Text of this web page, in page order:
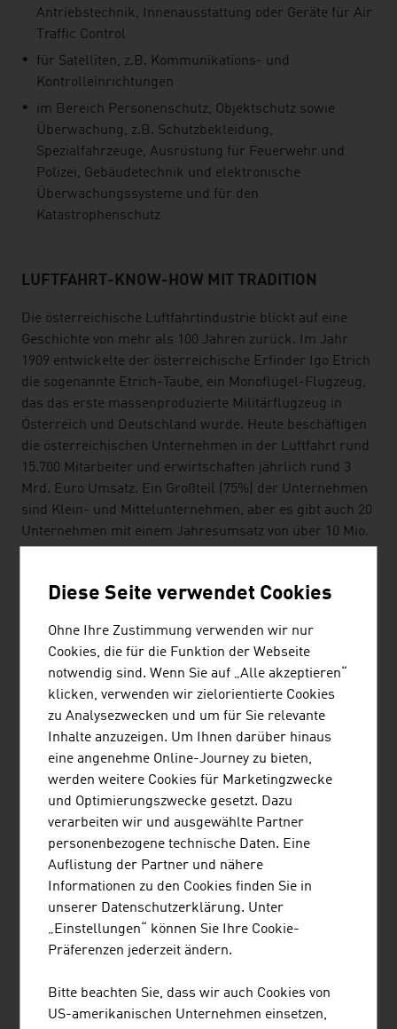
Antriebstechnik, Innenausstattung oder Geräte für Air
Traffic Control
für Satelliten, z.B. Kommunikations- und
Kontrolleinrichtungen
im Bereich Personenschutz, Objektschutz sowie
Überwachung, z.B. Schutzbekleidung,
Spezialfahrzeuge, Ausrüstung für Feuerwehr und
Polizei, Gebäudetechnik und elektronische
Überwachungssysteme und für den
Katastrophenschutz
LUFTFAHRT-KNOW-HOW MIT TRADITION
Die österreichische Luftfahrtindustrie blickt auf eine
Geschichte von mehr als 100 Jahren zurück. Im Jahr
1909 entwickelte der österreichische Erfinder Igo Etrich
die sogenannte Etrich-Taube, ein Monoflügel-Flugzeug,
das das erste massenproduzierte Militärflugzeug in
Österreich und Deutschland wurde. Heute beschäftigen
die österreichischen Unternehmen in der Luftfahrt rund
15.700 Mitarbeiter und erwirtschaften jährlich rund 3
Mrd. Euro Umsatz. Ein Großteil (75%) der Unternehmen
sind Klein- und Mittelunternehmen, aber es gibt auch 20
Unternehmen mit einem Jahresumsatz von über 10 Mio.
Die österreichische Verteidigungsindustrie ist eine
Hochtechnologiebranche mit großem Zukunftspotenzial.
Ein Großteil der Unternehmen stellen sogenannte Dual-
Use-Produkte her, die im zivilen und militärischen
Bereich eingesetzt werden. Die österreichische
Sicherheits- und Verteidigungswirtschaft erzielt einen
Jahresumsatz von rund 3,3 Mrd. Euro.
SICHERHEIT FÜR WELTMÄRKTE
Produkte österreichischer Unternehmen aus der
Sicherheits-Branche sind auf der ganzen Welt im
Einsatz. Geliefert werden qualitativ hochwertige
Schutzbekleidung, Spezialfahrzeuge, Ausrüstung für
Feuerwehren und Polizei, Gebäudetechnik,
Brandmeldeanlagen sowie Alarm- und elektronische
haben Österreichs Unternehmen enormes Know-how.
Diese Seite verwendet Cookies
Ohne Ihre Zustimmung verwenden wir nur
Cookies, die für die Funktion der Webseite
notwendig sind. Wenn Sie auf „Alle akzeptieren“
klicken, verwenden wir zielorientierte Cookies
zu Analysezwecken und um für Sie relevante
Inhalte anzuzeigen. Um Ihnen darüber hinaus
eine angenehme Online-Journey zu bieten,
werden weitere Cookies für Marketingzwecke
und Optimierungszwecke gesetzt. Dazu
verarbeiten wir und ausgewählte Partner
personenbezogene technische Daten. Eine
Auflistung der Partner und nähere
Informationen zu den Cookies finden Sie in
unserer Datenschutzerklärung. Unter
„Einstellungen“ können Sie Ihre Cookie-
Präferenzen jederzeit ändern.
Bitte beachten Sie, dass wir auch Cookies von
US-amerikanischen Unternehmen einsetzen,